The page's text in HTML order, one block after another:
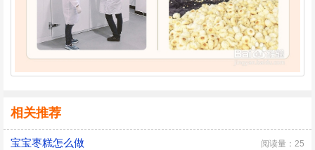
相关推荐
宝宝枣糕怎么做 阅读量：25